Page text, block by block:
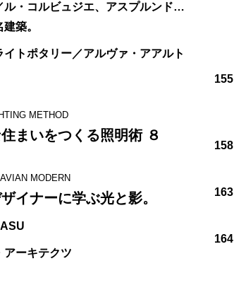
ル・コルビュジエ、アスプルンド…
築。
イトポタリー／アルヴァ・アアルト
METHOD
まいをつくる照明術 ８
MODERN
イナーに学ぶ光と影。
アーキテクツ
155
158
163
164